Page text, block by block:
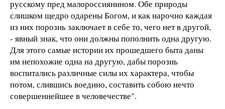
русскому пред малороссиянином. Обе природы
слишком щедро одарены Богом, и как нарочно каждая
из них порознь заключает в себе то, чего нет в другой,
- явный знак, что они должны пополнить одна другую.
Для этого самые истории их прошедшего быта даны
им непохожие одна на другую, дабы порознь
воспитались различные силы их характера, чтобы
потом, слившись воедино, составить собою нечто
совершеннейшее в человечестве".